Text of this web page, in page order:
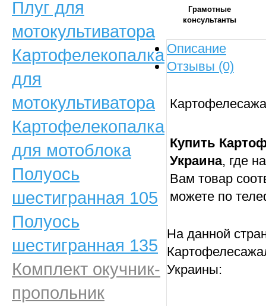
Грамотные
консультанты
Описание
Отзывы (0)
Купить
Украина, где
Вам товар
можете по
На данной
Украины:
Плуг для
мотокультиватора
Картофелекопалка
для
мотокультиватора
Картофелекопалка
для мотоблока
Полуось
шестигранная 105
Полуось
шестигранная 135
Комплект окучник-
пропольник